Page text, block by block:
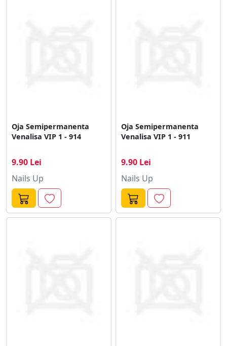
Oja Semipermanenta
Venalisa VIP 1 - 914
9.90 Lei
Nails Up
Oja Semipermanenta
Venalisa VIP 1 - 911
9.90 Lei
Nails Up